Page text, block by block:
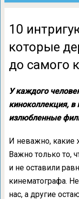
10
которые
до самого
У каждого
киноколлекция, в
излюбленные
И неважно, какие
Важно только то,
и не оставили
кинематографа.
нас, а другие